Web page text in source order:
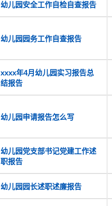
幼儿园安全工作自检自查报告
幼儿园园务工作自查报告
xxxx年4月幼儿园实习报告总
结报告
幼儿园申请报告怎么写
幼儿园党支部书记党建工作述
职报告
幼儿园园长述职述廉报告